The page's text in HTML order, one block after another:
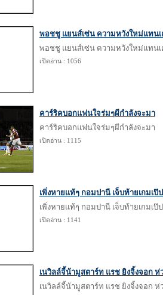
พอชชู แยนส์เซ่น ความหวังใหม่แทน
พอชชู แยนส์เซ่น ความหวังใหม่แทน
เปิดอ่าน : 1056
คาร์ริคบอกแฟนใจร่มๆผีกำลังจะมา
คาร์ริคบอกแฟนใจร่มๆผีกำลังจะมา
เปิดอ่าน : 1115
เพิ่งหายแท้ๆ กอมปานี เจ็บท้ายเกมเป๊
เพิ่งหายแท้ๆ กอมปานี เจ็บท้ายเกมเป๊
เปิดอ่าน : 1141
เนวิลล์จี้น้ามูสตาร์ท แรช ยิงจิ้งจอก ห่
เนวิลล์จี้น้ามูสตาร์ท แรช ยิงจิ้งจอก ห่